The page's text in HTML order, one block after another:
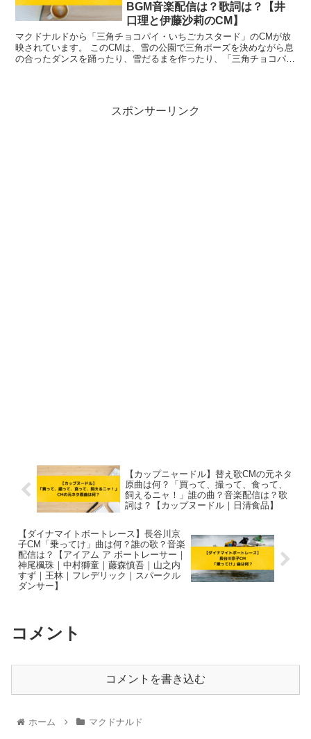
BGM音楽配信は？歌詞は？【井
口理と伊藤沙莉のCM】
マクドナルドから「三角チョコパイ・いちごカスタード」のCMが放
映されています。 このCMは、雪の公園で三角ポーズを決めながら息
の合ったダンスを踊ったり、雪だるまを作ったり、「三角チョコパイ
スポンサーリンク
【カップニャードル】替え歌CMの元ネタ
原曲は何？「買って、撮って、食って、
飼えるニャ！」誰の曲？音楽配信は？歌
詞は？【カップヌードル｜日清食品】
【ダイナマイトボートレース】長谷川京
子CM「乗ってけ」曲は何？誰の歌？音楽
配信は？【アイアム ア ボートレーサー｜
神尾楓珠｜中村獅童｜藤森慎吾｜山之内
すず｜王林｜フレデリック｜スパークル
ダンサー】
コメント
コメントを書き込む
ホーム マクドナルド